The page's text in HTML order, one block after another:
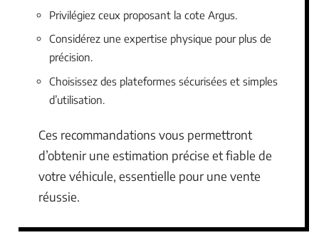
Privilégiez ceux proposant la cote Argus.
Considérez une expertise physique pour plus de
précision.
Choisissez des plateformes sécurisées et simples
d’utilisation.
Ces recommandations vous permettront
d’obtenir une estimation précise et fiable de
votre véhicule, essentielle pour une vente
réussie.